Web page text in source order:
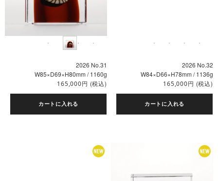
2026 No.31
W85×D69×H80mm / 1160g
165,000円 (税込)
カートに入れる
2026 No.32
W84×D66×H78mm / 1136g
165,000円 (税込)
カートに入れる